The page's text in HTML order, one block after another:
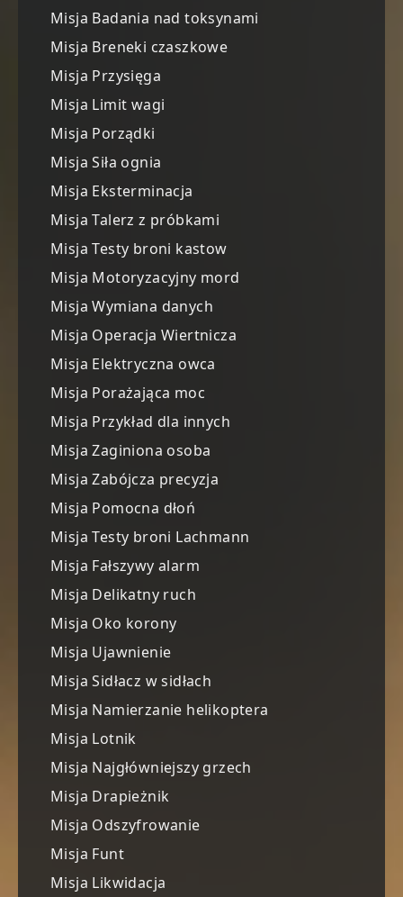
Misja Badania nad toksynami
Misja Breneki czaszkowe
Misja Przysięga
Misja Limit wagi
Misja Porządki
Misja Siła ognia
Misja Eksterminacja
Misja Talerz z próbkami
Misja Testy broni kastow
Misja Motoryzacyjny mord
Misja Wymiana danych
Misja Operacja Wiertnicza
Misja Elektryczna owca
Misja Porażająca moc
Misja Przykład dla innych
Misja Zaginiona osoba
Misja Zabójcza precyzja
Misja Pomocna dłoń
Misja Testy broni Lachmann
Misja Fałszywy alarm
Misja Delikatny ruch
Misja Oko korony
Misja Ujawnienie
Misja Sidłacz w sidłach
Misja Namierzanie helikoptera
Misja Lotnik
Misja Najgłówniejszy grzech
Misja Drapieżnik
Misja Odszyfrowanie
Misja Funt
Misja Likwidacja